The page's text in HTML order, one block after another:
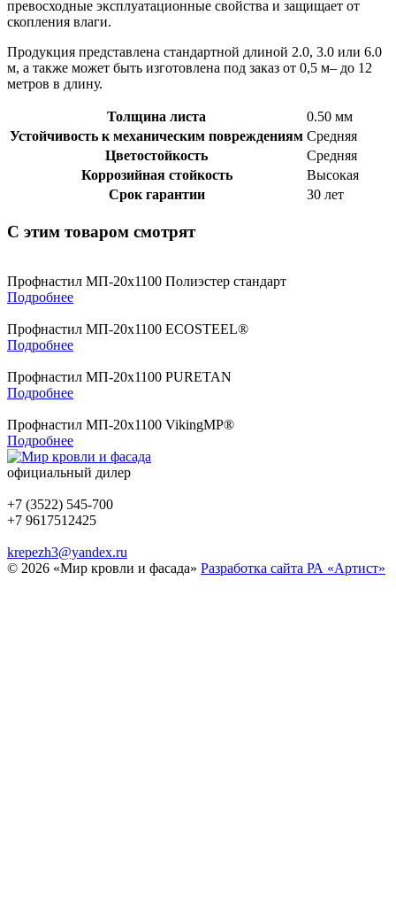
превосходные эксплуатационные свойства и защищает от
скопления влаги.
Продукция представлена стандартной длиной 2.0, 3.0 или 6.0
м, а также может быть изготовлена под заказ от 0,5 м– до 12
метров в длину.
Толщина листа
0.50 мм
Устойчивость к механическим повреждениям Средняя
Цветостойкость
Средняя
Коррозийная стойкость
Высокая
Срок гарантии
30 лет
С этим товаром смотрят
Профнастил МП-20x1100 Полиэстер стандарт
Подробнее
Профнастил МП-20x1100 ECOSTEEL®
Подробнее
Профнастил МП-20x1100 PURETAN
Подробнее
Профнастил МП-20x1100 VikingMP®
Подробнее
официальный дилер
+7 (3522) 545-700
+7 9617512425
krepezh3@yandex.ru
© 2026 «Мир кровли и фасада» Разработка сайта РА «Артист»